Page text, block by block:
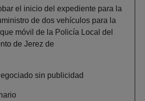
el inicio del expediente para la
de dos vehículos para la
móvil de la Policía Local del
de Jerez de
sin publicidad